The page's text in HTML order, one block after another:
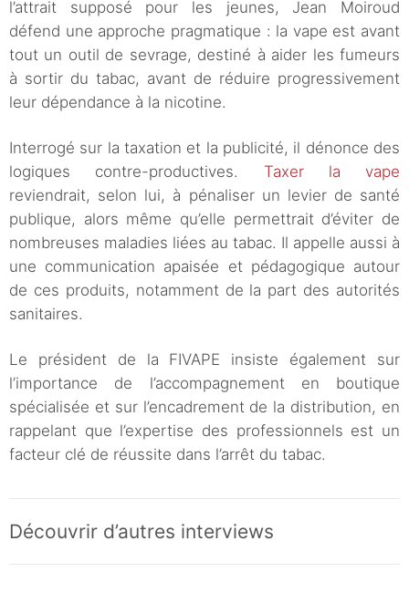
l’attrait supposé pour les jeunes, Jean Moiroud
défend une approche pragmatique : la vape est avant
tout un outil de sevrage, destiné à aider les fumeurs
à sortir du tabac, avant de réduire progressivement
leur dépendance à la nicotine.
Interrogé sur la taxation et la publicité, il dénonce des
logiques contre-productives. Taxer la vape
reviendrait, selon lui, à pénaliser un levier de santé
publique, alors même qu’elle permettrait d’éviter de
nombreuses maladies liées au tabac. Il appelle aussi à
une communication apaisée et pédagogique autour
de ces produits, notamment de la part des autorités
sanitaires.
Le président de la FIVAPE insiste également sur
l’importance de l’accompagnement en boutique
spécialisée et sur l’encadrement de la distribution, en
rappelant que l’expertise des professionnels est un
facteur clé de réussite dans l’arrêt du tabac.
Découvrir d’autres interviews